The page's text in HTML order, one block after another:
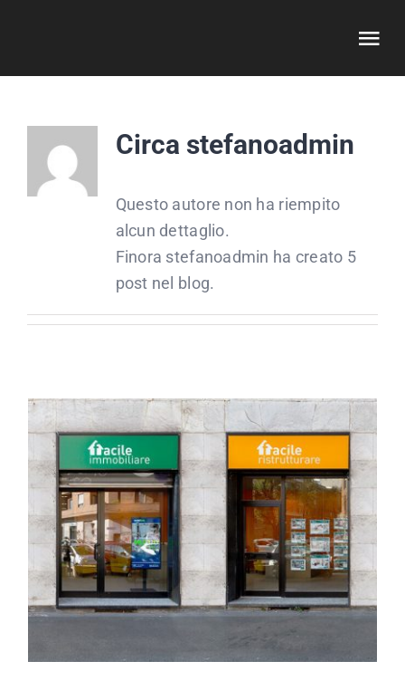
REAL ESTATE
CONTATTI
Circa stefanoadmin
Questo autore non ha riempito
alcun dettaglio.
Finora stefanoadmin ha creato 5
post nel blog.